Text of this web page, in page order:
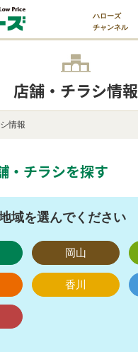
ハローズ
チャンネル
店舗・チラシ情報
情報
・チラシを探す
域を選んでください
岡山
香川